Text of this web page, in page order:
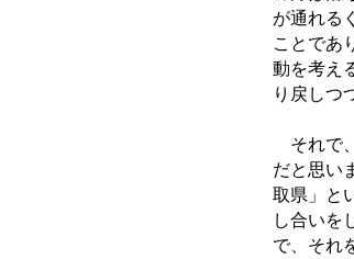
が通れる
ことであ
動を考え
り戻しつ
それで
だと思い
取県」と
し合いを
で、それ